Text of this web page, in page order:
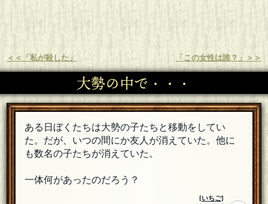
＜＜「私が殺した」 「この女性は誰？」＞＞
大勢の中で・・・
ある日ぼくたちは大勢の子たちと移動をしてい
た。だが、いつの間にか友人が消えていた。他に
も数名の子たちが消えていた。
一体何があったのだろう？
[いちご]